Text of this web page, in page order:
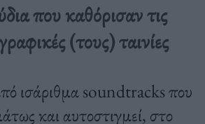
που καθόρισαν τις
(τους) ταινίες
ισάριθμα soundtracks που
και αυτοστιγμεί, στο